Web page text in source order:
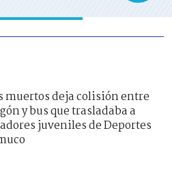
muertos deja colisión entre
y bus que trasladaba a
juveniles de Deportes